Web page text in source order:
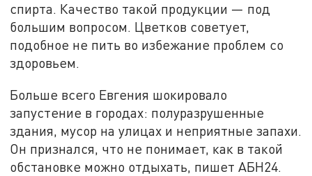
спирта. Качество такой продукции — под
большим вопросом. Цветков советует,
подобное не пить во избежание проблем со
здоровьем.
Больше всего Евгения шокировало
запустение в городах: полуразрушенные
здания, мусор на улицах и неприятные запахи.
Он признался, что не понимает, как в такой
обстановке можно отдыхать, пишет АБН24.